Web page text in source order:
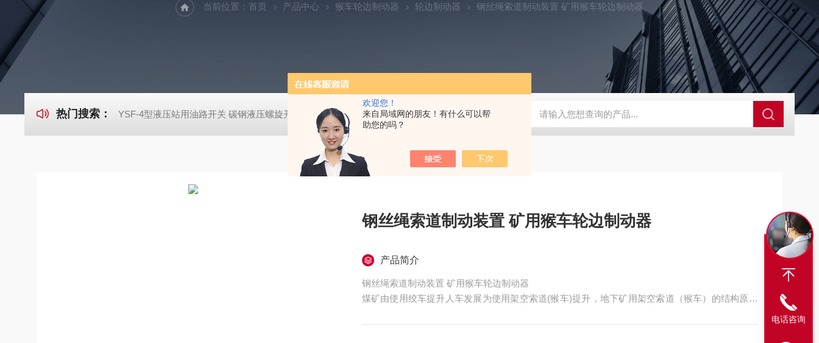
欢迎您！
来自局域网的朋友！有什么可以帮
助您的吗？
当前位置： 首页 产品中心 猴车轮边制动器 轮边制动器 钢丝绳索道制动装置 矿用猴车轮边制动器
热门搜索： YSF-4型液压站用油路开关 碳钢液压螺旋开关 猴车配件橡胶轮衬 托压轮矿用斜井巷道用 矿用本安型行程开关KHXC24 井下机电设备 便携式移动液压系统总成 提升机
钢丝绳索道制动装置 矿用猴车轮边制动器
产品简介
钢丝绳索道制动装置 矿用猴车轮边制动器
煤矿由使用绞车提升人车发展为使用架空索道(猴车)提升，地下矿用架空索道（猴车）的结构原理
电话咨询